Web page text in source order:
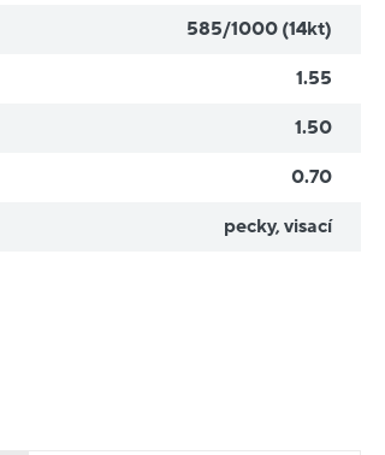
585/1000 (14kt)
1.55
1.50
0.70
pecky, visací